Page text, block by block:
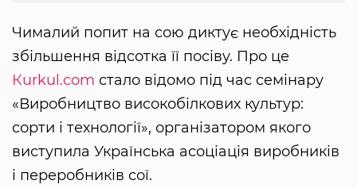
Чималий попит на сою диктує необхідність
збільшення відсотка її посіву. Про це
Кurkul.com стало відомо під час семінару
«Виробництво високобілкових культур:
сорти і технології», організатором якого
виступила Українська асоціація виробників
і переробників сої.